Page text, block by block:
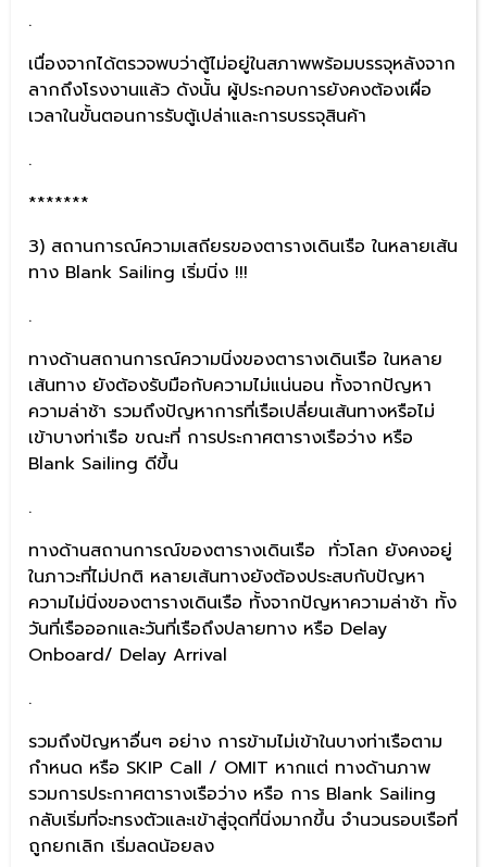
.
เนื่องจากได้ตรวจพบว่าตู้ไม่อยู่ในสภาพพร้อมบรรจุหลังจาก
ลากถึงโรงงานแล้ว ดังนั้น ผู้ประกอบการยังคงต้องเผื่อ
เวลาในขั้นตอนการรับตู้เปล่าและการบรรจุสินค้า
.
*******
3) สถานการณ์ความเสถียรของตารางเดินเรือ ในหลายเส้น
ทาง Blank Sailing เริ่มนิ่ง !!!
.
ทางด้านสถานการณ์ความนิ่งของตารางเดินเรือ ในหลาย
เส้นทาง ยังต้องรับมือกับความไม่แน่นอน ทั้งจากปัญหา
ความล่าช้า รวมถึงปัญหาการที่เรือเปลี่ยนเส้นทางหรือไม่
เข้าบางท่าเรือ ขณะที่ การประกาศตารางเรือว่าง หรือ
Blank Sailing ดีขึ้น
.
ทางด้านสถานการณ์ของตารางเดินเรือ ทั่วโลก ยังคงอยู่
ในภาวะที่ไม่ปกติ หลายเส้นทางยังต้องประสบกับปัญหา
ความไม่นิ่งของตารางเดินเรือ ทั้งจากปัญหาความล่าช้า ทั้ง
วันที่เรือออกและวันที่เรือถึงปลายทาง หรือ Delay
Onboard/ Delay Arrival
.
รวมถึงปัญหาอื่นๆ อย่าง การข้ามไม่เข้าในบางท่าเรือตาม
กำหนด หรือ SKIP Call / OMIT หากแต่ ทางด้านภาพ
รวมการประกาศตารางเรือว่าง หรือ การ Blank Sailing
กลับเริ่มที่จะทรงตัวและเข้าสู่จุดที่นิ่งมากขึ้น จำนวนรอบเรือที่
ถูกยกเลิก เริ่มลดน้อยลง